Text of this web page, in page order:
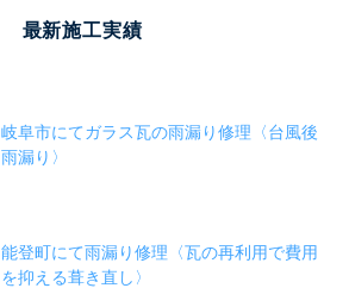
最新施工実績
岐阜市にてガラス瓦の雨漏り修理〈台風後
雨漏り〉
能登町にて雨漏り修理〈瓦の再利用で費用
を抑える葺き直し〉